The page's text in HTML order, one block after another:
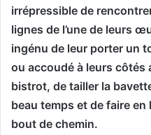
irrépressible de
lignes de l’une de leurs
ingénu de leur porter un
ou accoudé à leurs côtés
bistrot, de tailler la
beau temps et de faire
bout de chemin.